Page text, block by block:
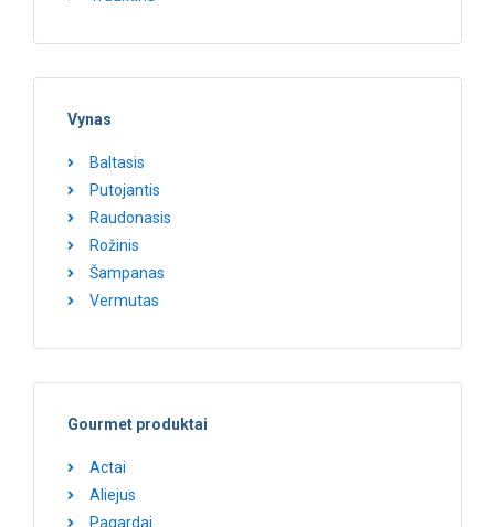
Vynas
Baltasis
Putojantis
Raudonasis
Rožinis
Šampanas
Vermutas
Gourmet produktai
Actai
Aliejus
Pagardai